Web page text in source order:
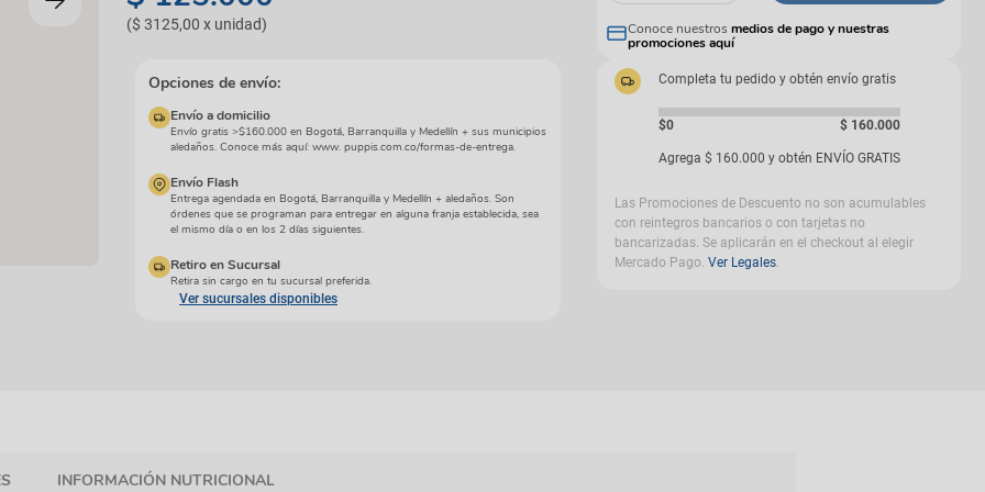
manchas
Cuidados especiales
($ 3125,00 x unidad)
Opciones de envío:
Envío a domicilio
Envío gratis >$160.000 en Bogotá, Barranquilla y Medellín + sus municipios
aledaños. Conoce más aquí: www. puppis.com.co/formas-de-entrega.
Envío Flash
Entrega agendada en Bogotá, Barranquilla y Medellín + aledaños. Son
órdenes que se programan para entregar en alguna franja establecida, sea
el mismo día o en los 2 días siguientes.
Retiro en Sucursal
Retira sin cargo en tu sucursal preferida.
Ver sucursales disponibles
Conoce nuestros medios de pago y nuestras
promociones aquí
Completa tu pedido y obtén envío gratis
$0 $ 160.000
Agrega $ 160.000 y obtén ENVÍO GRATIS
Las Promociones de Descuento no son acumulables
con reintegros bancarios o con tarjetas no
bancarizadas. Se aplicarán en el checkout al elegir
Mercado Pago. Ver Legales.
INFORMACIÓN NUTRICIONAL